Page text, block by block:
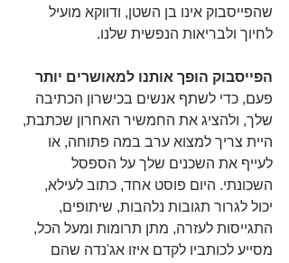
שהפייסבוק אינו בן השטן, ודווקא מועיל
לחיוך ולבריאות הנפשית שלנו.
הפייסבוק הופך אותנו למאושרים יותר
פעם, כדי לשתף אנשים בכישרון הכתיבה
שלך, ולהציג את החמשיר האחרון שכתבת,
היית צריך למצוא ערב במה פתוחה, או
לעייף את השכנים שלך על הספסל
השכונתי. היום פוסט אחד, כתוב לעילא,
יכול לגרור תגובות נלהבות, שיתופים,
התגייסות לעזרה, מתן תרומות ומעל הכל,
מסייע לכותביו לקדם איזו אג'נדה שהם